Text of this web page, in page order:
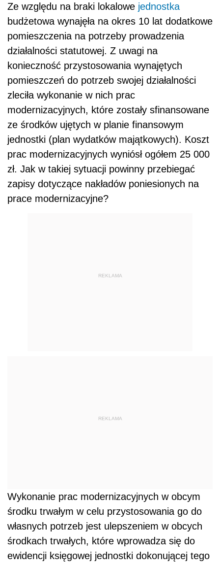
Ze względu na braki lokalowe jednostka
budżetowa wynajęła na okres 10 lat dodatkowe
pomieszczenia na potrzeby prowadzenia
działalności statutowej. Z uwagi na
konieczność przystosowania wynajętych
pomieszczeń do potrzeb swojej działalności
zleciła wykonanie w nich prac
modernizacyjnych, które zostały sfinansowane
ze środków ujętych w planie finansowym
jednostki (plan wydatków majątkowych). Koszt
prac modernizacyjnych wyniósł ogółem 25 000
zł. Jak w takiej sytuacji powinny przebiegać
zapisy dotyczące nakładów poniesionych na
prace modernizacyjne?
REKLAMA
REKLAMA
Wykonanie prac modernizacyjnych w obcym
środku trwałym w celu przystosowania go do
własnych potrzeb jest ulepszeniem w obcych
środkach trwałych, które wprowadza się do
ewidencji księgowej jednostki dokonującej tego